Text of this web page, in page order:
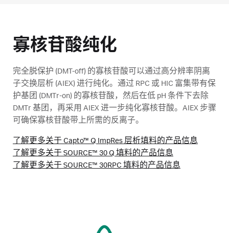
寡核苷酸纯化
完全脱保护 (DMT-off) 的寡核苷酸可以通过高分辨率阴离
子交换层析 (AIEX) 进行纯化。通过 RPC 或 HIC 富集带有保
护基团 (DMTr-on) 的寡核苷酸，然后在低 pH 条件下去除
DMTr 基团，再采用 AIEX 进一步纯化寡核苷酸。AIEX 步骤
可确保寡核苷酸带上所需的反离子。
了解更多关于 Capto™ Q ImpRes 层析填料的产品信息
了解更多关于 SOURCE™ 30 Q 填料的产品信息
了解更多关于 SOURCE™ 30RPC 填料的产品信息